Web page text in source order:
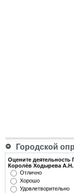
Городской
Оцените деятельность
Королёв Ходырева А.Н.
Отлично
Хорошо
Удовлетворительно